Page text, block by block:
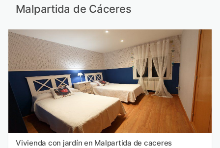
Malpartida de Cáceres
Vivienda con jardín en Malpartida de caceres